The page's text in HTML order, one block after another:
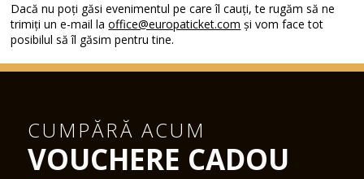
Dacă nu poți găsi evenimentul pe care îl cauți, te rugăm să ne
trimiți un e-mail laoffice@europaticket.com și vom face tot
posibilul să îl găsim pentru tine.
CUMPĂRĂ ACUM
VOUCHERE CADOU